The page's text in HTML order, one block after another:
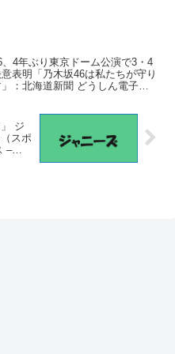
、4年ぶり東京ドーム公演で3・4
表明「乃木坂46は私たちが守り
：北海道新聞 どうしん電子版 –
ジ
スポ
–